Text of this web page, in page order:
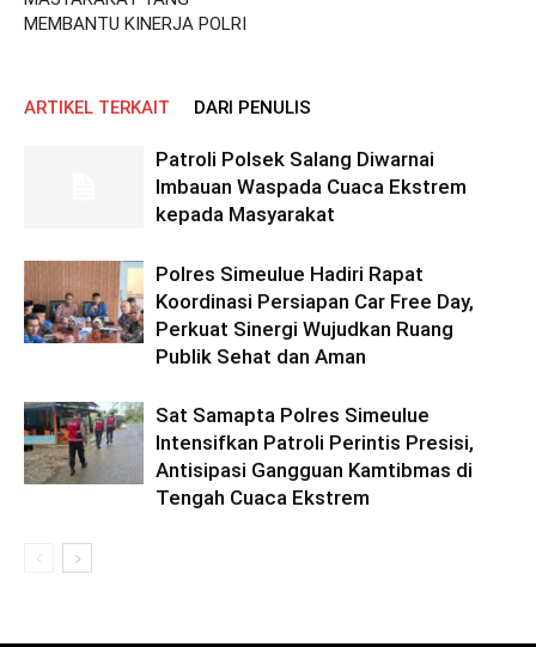
MEMBANTU KINERJA POLRI
ARTIKEL TERKAIT DARI PENULIS
Patroli Polsek Salang Diwarnai
Imbauan Waspada Cuaca Ekstrem
kepada Masyarakat
Polres Simeulue Hadiri Rapat
Koordinasi Persiapan Car Free Day,
Perkuat Sinergi Wujudkan Ruang
Publik Sehat dan Aman
Sat Samapta Polres Simeulue
Intensifkan Patroli Perintis Presisi,
Antisipasi Gangguan Kamtibmas di
Tengah Cuaca Ekstrem